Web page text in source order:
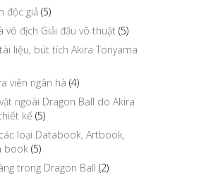
độc giả (5)
vô địch Giải đấu võ thuật (5)
liệu, bút tích Akira Toriyama
viên ngân hà (4)
ngoài Dragon Ball do Akira
kế (5)
loại Databook, Artbook,
book (5)
trong Dragon Ball (2)